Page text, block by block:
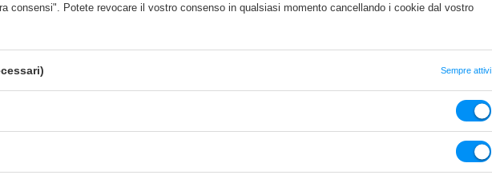
consensi". Potete revocare il vostro consenso in qualsiasi momento cancellando i cookie dal vostro
Sempre attivi